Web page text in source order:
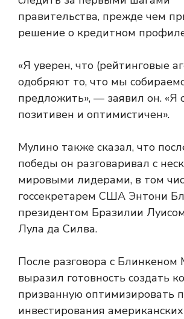
правительства, прежде чем
решение о кредитном
«Я уверен, что (рейтинговые
одобряют то, что мы
предложить», — заявил он. «Я
позитивен и оптимистичен».
Мулино также сказал, что
победы он разговаривал с
мировыми лидерами, в том
госсекретарем США Энтони
президентом Бразилии
Лула да Силва.
После разговора с Блинкеном
выразил готовность создать
призванную оптимизировать
инвестирования